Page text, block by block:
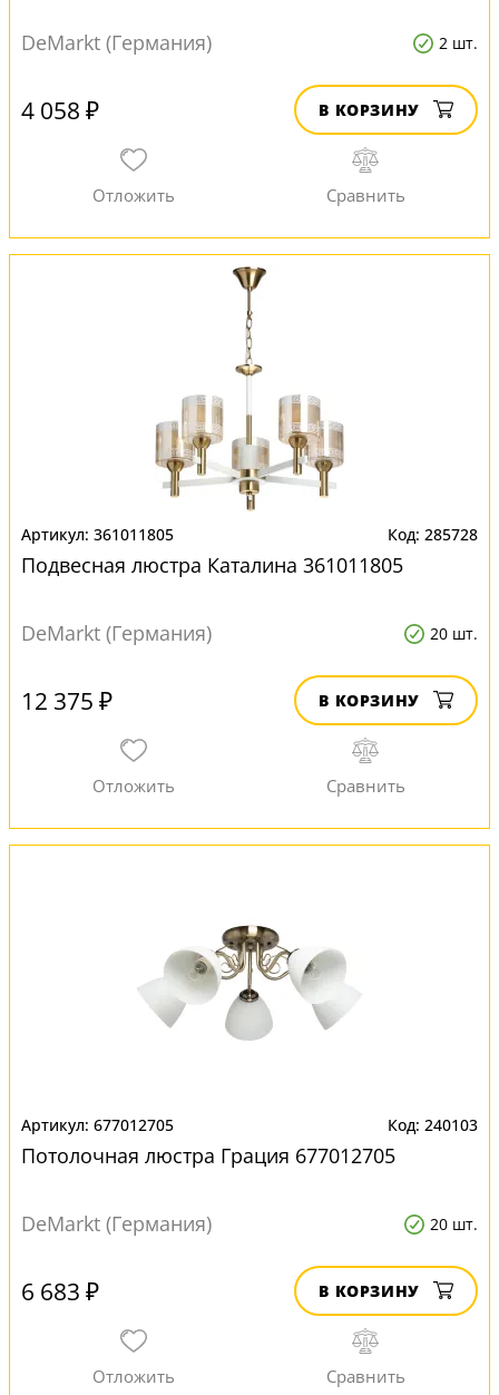
DeMarkt (Германия) 2 шт.
4 058 ₽ В КОРЗИНУ
361011805 285728
Подвесная люстра Каталина 361011805
DeMarkt (Германия) 20 шт.
12 375 ₽ В КОРЗИНУ
677012705 240103
Потолочная люстра Грация 677012705
DeMarkt (Германия) 20 шт.
6 683 ₽ В КОРЗИНУ